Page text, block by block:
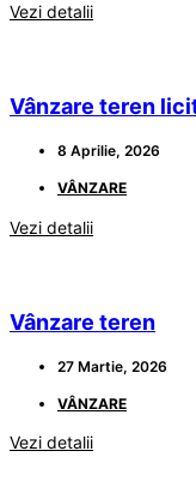
Vezi detalii
Vânzare teren
8 Aprilie, 2026
VÂNZARE
Vezi detalii
Vânzare teren
27 Martie, 2026
VÂNZARE
Vezi detalii